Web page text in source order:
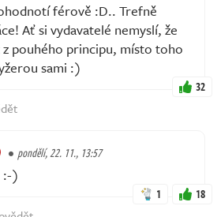
férově :D.. Trefně
Ať si vydavatelé nemyslí, že
pouhého principu, místo toho
sami :)
32
pondělí, 22. 11., 13:57
:-)
1 18